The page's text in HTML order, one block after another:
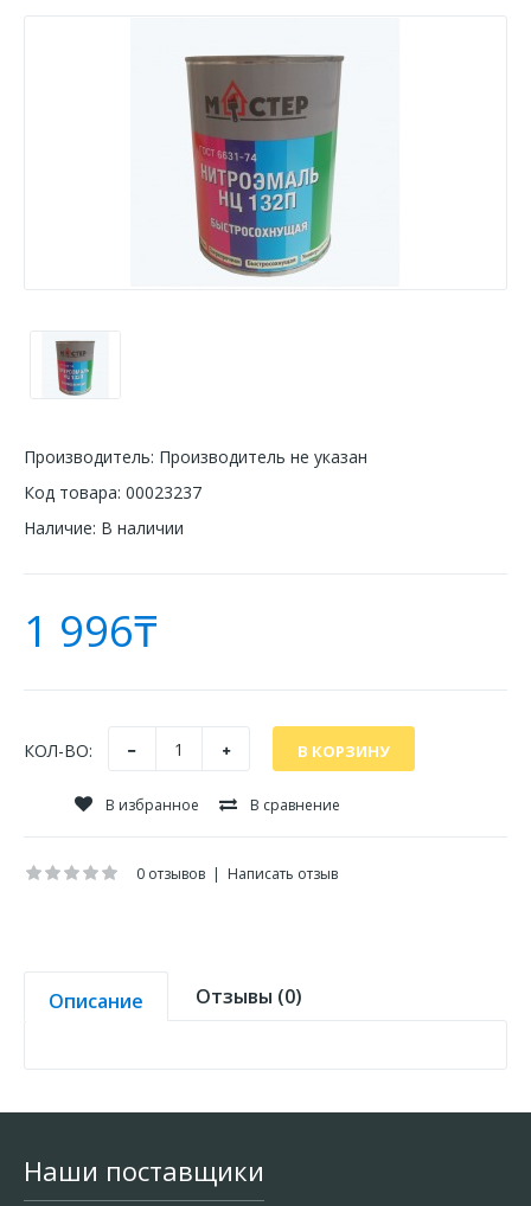
Производитель: Производитель не указан
Код товара: 00023237
Наличие: В наличии
1 996₸
КОЛ-ВО:
В избранное В сравнение
0 отзывов | Написать отзыв
Описание Отзывы (0)
Наши поставщики